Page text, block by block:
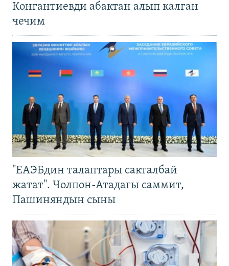
Конгантиевди абактан алып калган
чечим
"ЕАЭБдин талаптары сакталбай
жатат". Чолпон-Атадагы саммит,
Пашиняндын сыны